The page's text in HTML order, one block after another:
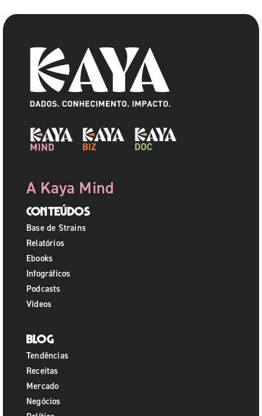
A Kaya Mind
Conteúdos
Base de Strains
Relatórios
Ebooks
Infográficos
Podcasts
Vídeos
Blog
Tendências
Receitas
Mercado
Negócios